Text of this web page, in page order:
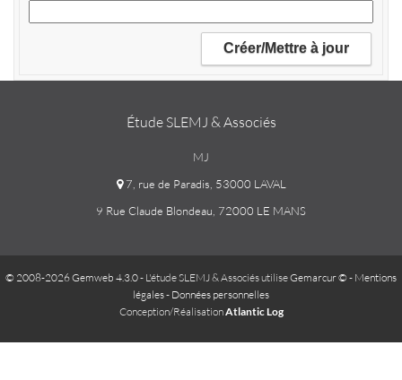
Étude SLEMJ & Associés
MJ
7, rue de Paradis, 53000 LAVAL
9 Rue Claude Blondeau, 72000 LE MANS
© 2008-2026 Gemweb 4.3.0- L'étude SLEMJ & Associés utiliseGemarcur © - Mentions
légales- Données personnelles
Conception/RéalisationAtlantic Log